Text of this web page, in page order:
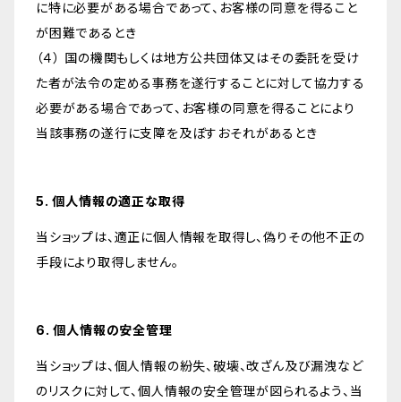
に特に必要がある場合であって、お客様の同意を得ること
が困難であるとき
（４） 国の機関もしくは地方公共団体又はその委託を受け
た者が法令の定める事務を遂行することに対して協力する
必要がある場合であって、お客様の同意を得ることにより
当該事務の遂行に支障を及ぼすおそれがあるとき
5. 個人情報の適正な取得
当ショップは、適正に個人情報を取得し、偽りその他不正の
手段により取得しません。
6. 個人情報の安全管理
当ショップは、個人情報の紛失、破壊、改ざん及び漏洩など
のリスクに対して、個人情報の安全管理が図られるよう、当